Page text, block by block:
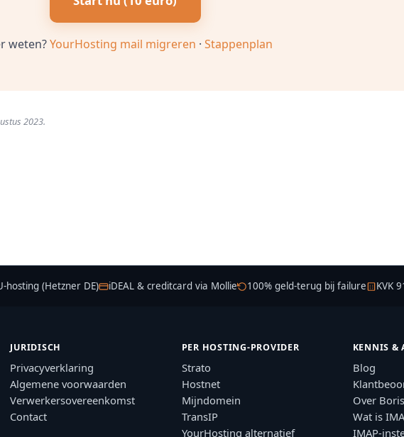
weten?YourHosting mail migreren · Stappenplan
2023.
hosting (Hetzner DE) iDEAL & creditcard via Mollie 100% geld-terug bij failure KVK
JURIDISCH
Privacyverklaring
Algemene voorwaarden
Verwerkersovereenkomst
Contact
PER HOSTING-PROVIDER
Strato
Hostnet
Mijndomein
TransIP
YourHosting alternatief
KENNIS &
Blog
Over Boris
Wat is
IMAP-